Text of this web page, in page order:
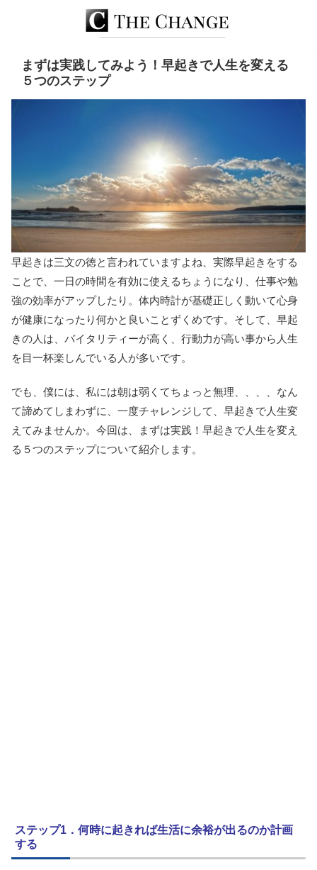
まずは実践してみよう！早起きで人生を変える
５つのステップ
早起きは三文の徳と言われていますよね、実際早起きをする
ことで、一日の時間を有効に使えるちょうになり、仕事や勉
強の効率がアップしたり。体内時計が基礎正しく動いて心身
が健康になったり何かと良いことずくめです。そして、早起
きの人は、バイタリティーが高く、行動力が高い事から人生
を目一杯楽しんでいる人が多いです。
でも、僕には、私には朝は弱くてちょっと無理、、、、なん
て諦めてしまわずに、一度チャレンジして、早起きで人生変
えてみませんか。今回は、まずは実践！早起きで人生を変え
る５つのステップについて紹介します。
ステップ1．何時に起きれば生活に余裕が出るのか計画
する